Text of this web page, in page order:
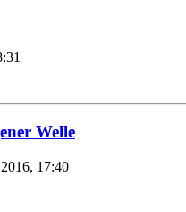
Welle
17:40